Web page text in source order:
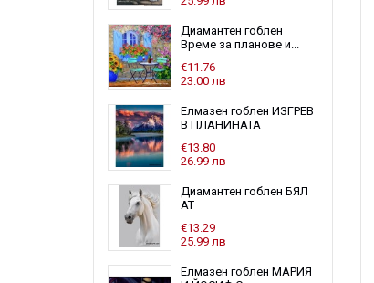
Диамантен гоблен
Време за планове и...
€11.76
23.00 лв
Елмазен гоблен ИЗГРЕВ
В ПЛАНИНАТА
€13.80
26.99 лв
Диамантен гоблен БЯЛ
АТ
€13.29
25.99 лв
Елмазен гоблен МАРИЯ